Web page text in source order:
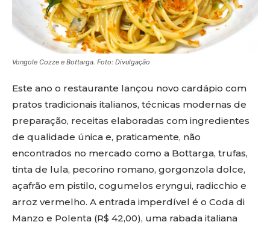
Vongole Cozze e Bottarga. Foto: Divulgação
Este ano o restaurante lançou novo cardápio com
pratos tradicionais italianos, técnicas modernas de
preparação, receitas elaboradas com ingredientes
de qualidade única e, praticamente, não
encontrados no mercado como a Bottarga, trufas,
tinta de lula, pecorino romano, gorgonzola dolce,
açafrão em pistilo, cogumelos eryngui, radicchio e
arroz vermelho. A entrada imperdível é o Coda di
Manzo e Polenta (R$ 42,00), uma rabada italiana